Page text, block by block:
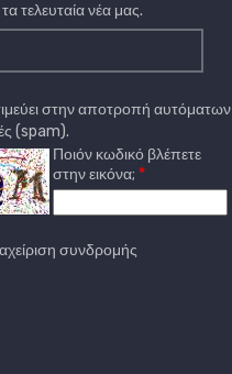
τελευταία νέα μας.
στην αποτροπή αυτόματων
(spam).
Ποιόν κωδικό βλέπετε
στην εικόνα;
συνδρομής